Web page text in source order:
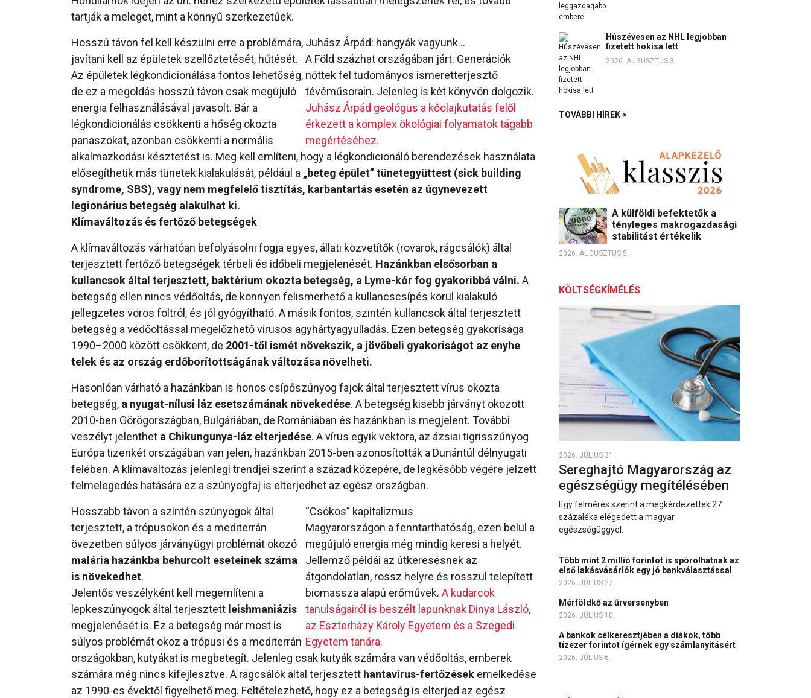
tartják a meleget, mint a könnyű szerkezetűek.
Juhász Árpád: hangyák vagyunk…
A Föld százhat országában járt. Generációk
nőttek fel tudományos ismeretterjesztő
tévéműsorain. Jelenleg is két könyvön dolgozik.
Juhász Árpád geológus a kőolajkutatás felől
érkezett a komplex ökológiai folyamatok tágabb
megértéséhez.
Hosszú távon fel kell készülni erre a problémára,
javítani kell az épületek szellőztetését, hűtését.
Az épületek légkondicionálása fontos lehetőség,
de ez a megoldás hosszú távon csak megújuló
energia felhasználásával javasolt. Bár a
légkondicionálás csökkenti a hőség okozta
panaszokat, azonban csökkenti a normális
alkalmazkodási késztetést is. Meg kell említeni, hogy a légkondicionáló berendezések használata
elősegíthetik más tünetek kialakulását, például a „beteg épület” tünetegyüttest (sick building
syndrome, SBS), vagy nem megfelelő tisztítás, karbantartás esetén az úgynevezett
legionárius betegség alakulhat ki.
Klímaváltozás és fertőző betegségek
A klímaváltozás várhatóan befolyásolni fogja egyes, állati közvetítők (rovarok, rágcsálók) által
terjesztett fertőző betegségek térbeli és időbeli megjelenését. Hazánkban elsősorban a
kullancsok által terjesztett, baktérium okozta betegség, a Lyme-kór fog gyakoribbá válni. A
betegség ellen nincs védőoltás, de könnyen felismerhető a kullancscsípés körül kialakuló
jellegzetes vörös foltról, és jól gyógyítható. A másik fontos, szintén kullancsok által terjesztett
betegség a védőoltással megelőzhető vírusos agyhártyagyulladás. Ezen betegség gyakorisága
1990–2000 között csökkent, de 2001-től ismét növekszik, a jövőbeli gyakoriságot az enyhe
telek és az ország erdőborítottságának változása növelheti.
Hasonlóan várható a hazánkban is honos csípőszúnyog fajok által terjesztett vírus okozta
betegség, a nyugat-nílusi láz esetszámának növekedése. A betegség kisebb járványt okozott
2010-ben Görögországban, Bulgáriában, de Romániában és hazánkban is megjelent. További
veszélyt jelenthet a Chikungunya-láz elterjedése. A vírus egyik vektora, az ázsiai tigrisszúnyog
Európa tizenkét országában van jelen, hazánkban 2015-ben azonosították a Dunántúl délnyugati
felében. A klímaváltozás jelenlegi trendjei szerint a század közepére, de legkésőbb végére jelzett
felmelegedés hatására ez a szúnyogfaj is elterjedhet az egész országban.
“Csókos” kapitalizmus
Magyarországon a fenntarthatóság, ezen belül a
megújuló energia még mindig keresi a helyét.
Jellemző példái az útkeresésnek az
átgondolatlan, rossz helyre és rosszul telepített
biomassza alapú erőművek. A kudarcok
tanulságairól is beszélt lapunknak Dinya László,
az Eszterházy Károly Egyetem és a Szegedi
Egyetem tanára.
Hosszabb távon a szintén szúnyogok által
terjesztett, a trópusokon és a mediterrán
övezetben súlyos járványügyi problémát okozó
malária hazánkba behurcolt eseteinek száma
is növekedhet.
Jelentős veszélyként kell megemlíteni a
lepkeszúnyogok által terjesztett leishmaniázis
megjelenését is. Ez a betegség már most is
súlyos problémát okoz a trópusi és a mediterrán
országokban, kutyákat is megbetegít. Jelenleg csak kutyák számára van védőoltás, emberek
számára még nincs kifejlesztve. A rágcsálók által terjesztett hantavírus-fertőzések emelkedése
az 1990-es évektől figyelhető meg. Feltételezhető, hogy ez a betegség is elterjed az egész
Húszévesen az NHL legjobban
fizetett hokisa lett
2026. AUGUSZTUS 3.
TOVÁBBI HÍREK >
A külföldi befektetők a
tényleges makrogazdasági
stabilitást értékelik
2026. AUGUSZTUS 5.
KÖLTSÉGKÍMÉLÉS
2026. JÚLIUS 31.
Sereghajtó Magyarország az
egészségügy megítélésében
Egy felmérés szerint a megkérdezettek 27
százaléka elégedett a magyar
egészségüggyel.
Több mint 2 millió forintot is spórolhatnak az
első lakásvásárlók egy jó bankválasztással
2026. JÚLIUS 27.
Mérföldkő az űrversenyben
2026. JÚLIUS 10.
A bankok célkeresztjében a diákok, több
tízezer forintot ígérnek egy számlanyitásért
2026. JÚLIUS 6.